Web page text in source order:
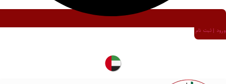
ورود | ثبت نام